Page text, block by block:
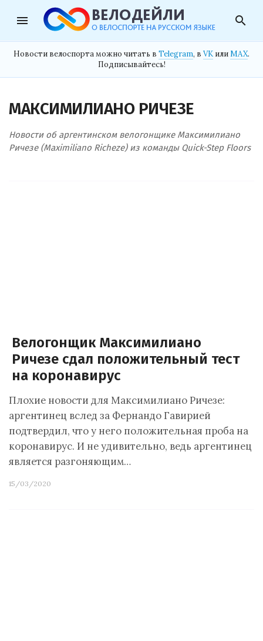
menu search
Новости велоспорта можно читать в Telegram, в VK илиMAX.
Подписывайтесь!
МАКСИМИЛИАНО РИЧЕЗЕ
Новости об аргентинском велогонщике Максимилиано
Ричезе (Maximiliano Richeze) из команды Quick-Step Floors
Велогонщик Максимилиано
Ричезе сдал положительный тест
на коронавирус
Плохие новости для Максимилиано Ричезе:
аргентинец вслед за Фернандо Гавирией
подтвердил, что у него положительная проба на
коронавирус. И не удивительно, ведь аргентинец
является разгоняющим…
15/03/2020